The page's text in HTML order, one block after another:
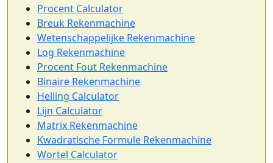
Procent Calculator
Breuk Rekenmachine
Wetenschappelijke Rekenmachine
Log Rekenmachine
Procent Fout Rekenmachine
Binaire Rekenmachine
Helling Calculator
Lijn Calculator
Matrix Rekenmachine
Kwadratische Formule Rekenmachine
Wortel Calculator